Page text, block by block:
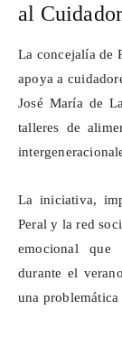
al
La concejalía de
apoya a
José María de
talleres de
La iniciativa,
Peral y la red
emocional que
durante el
una